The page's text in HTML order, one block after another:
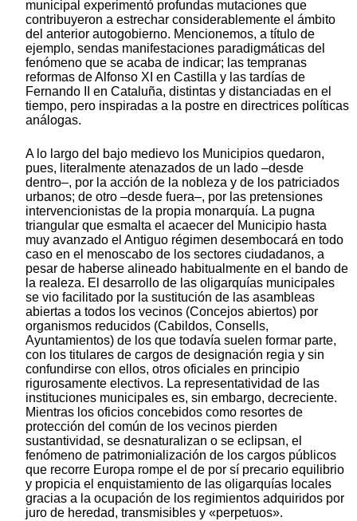
municipal experimentó profundas mutaciones que
contribuyeron a estrechar considerablemente el ámbito
del anterior autogobierno. Mencionemos, a título de
ejemplo, sendas manifestaciones paradigmáticas del
fenómeno que se acaba de indicar; las tempranas
reformas de Alfonso XI en Castilla y las tardías de
Fernando II en Cataluña, distintas y distanciadas en el
tiempo, pero inspiradas a la postre en directrices políticas
análogas.
A lo largo del bajo medievo los Municipios quedaron,
pues, literalmente atenazados de un lado –desde
dentro–, por la acción de la nobleza y de los patriciados
urbanos; de otro –desde fuera–, por las pretensiones
intervencionistas de la propia monarquía. La pugna
triangular que esmalta el acaecer del Municipio hasta
muy avanzado el Antiguo régimen desembocará en todo
caso en el menoscabo de los sectores ciudadanos, a
pesar de haberse alineado habitualmente en el bando de
la realeza. El desarrollo de las oligarquías municipales
se vio facilitado por la sustitución de las asambleas
abiertas a todos los vecinos (Concejos abiertos) por
organismos reducidos (Cabildos, Consells,
Ayuntamientos) de los que todavía suelen formar parte,
con los titulares de cargos de designación regia y sin
confundirse con ellos, otros oficiales en principio
rigurosamente electivos. La representatividad de las
instituciones municipales es, sin embargo, decreciente.
Mientras los oficios concebidos como resortes de
protección del común de los vecinos pierden
sustantividad, se desnaturalizan o se eclipsan, el
fenómeno de patrimonialización de los cargos públicos
que recorre Europa rompe el de por sí precario equilibrio
y propicia el enquistamiento de las oligarquías locales
gracias a la ocupación de los regimientos adquiridos por
juro de heredad, transmisibles y «perpetuos».